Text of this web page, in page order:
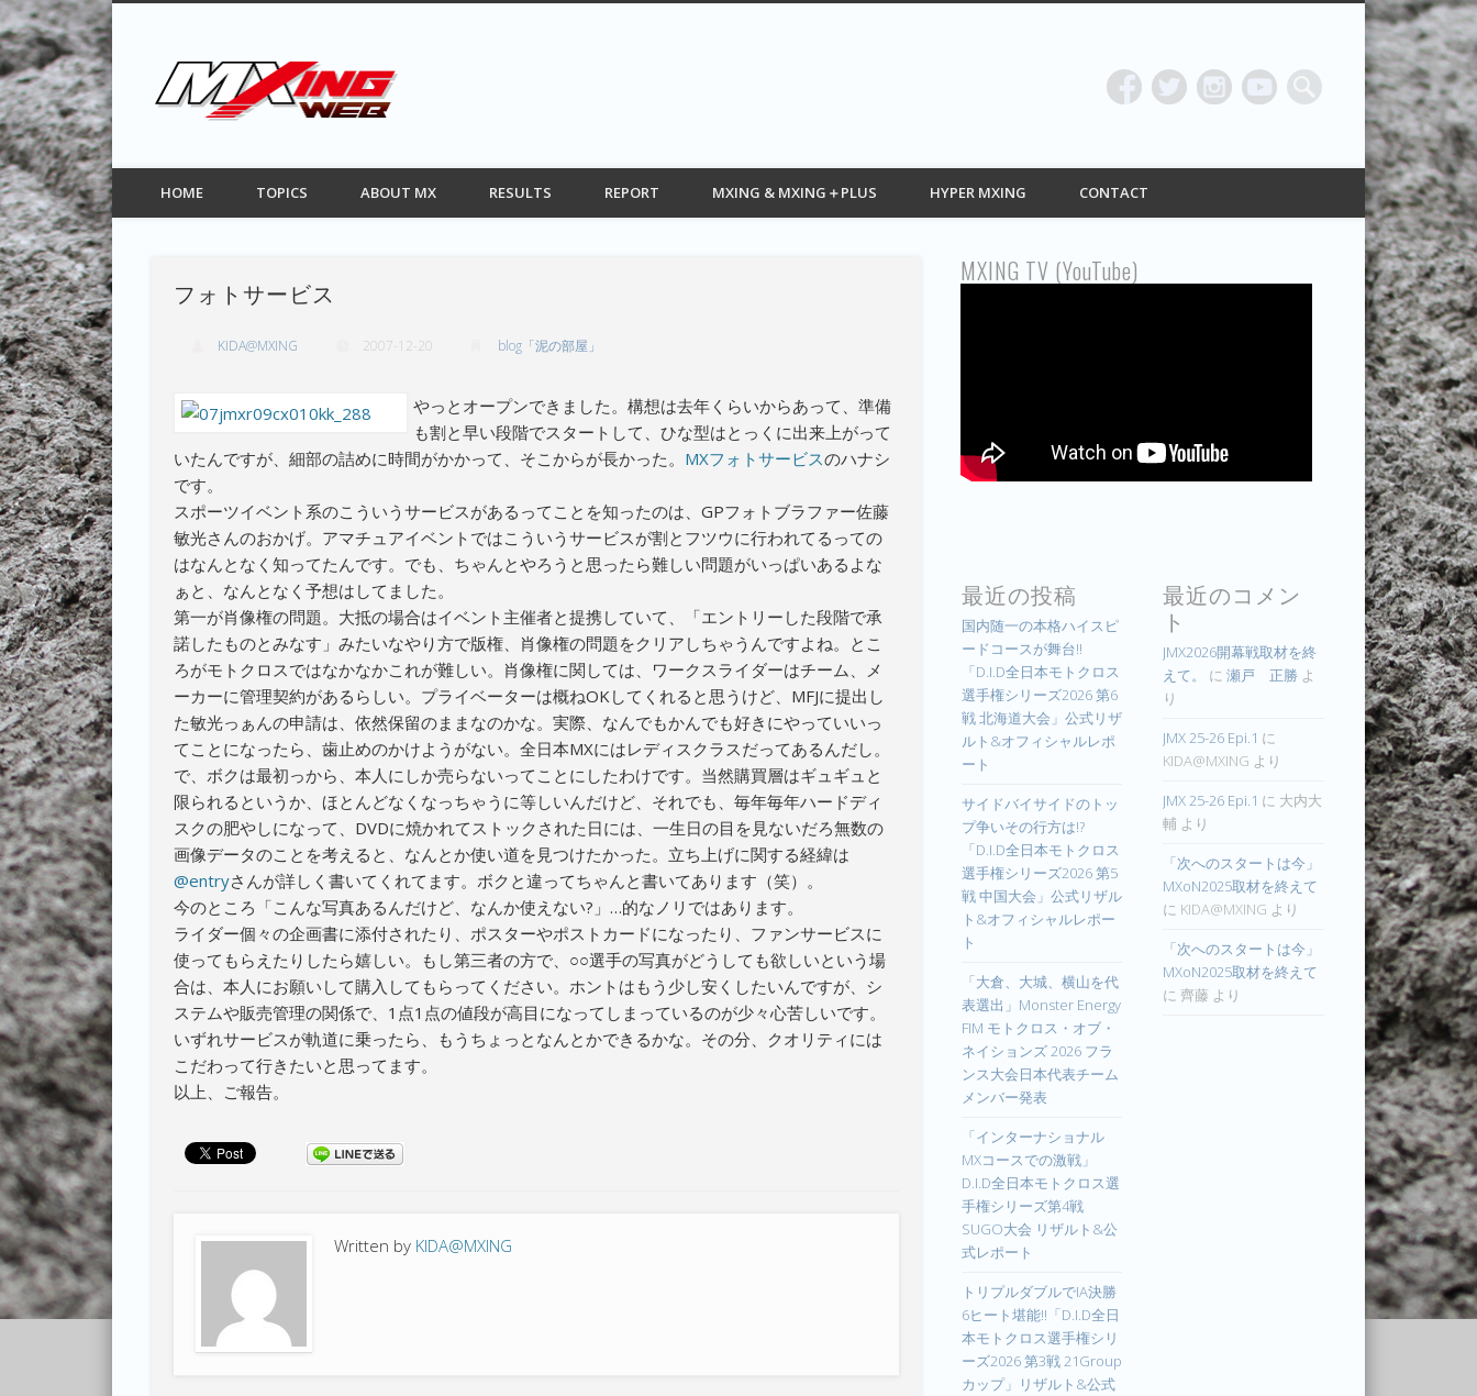
MXING web モトクロス情報 MOTOCROSSING
モトクロス情報サイト
FacebookTwitterPinterest Vimeo
HOME TOPICS ABOUT MX RESULTS REPORT MXING & MXING＋PLUS HYPER MXING CONTACT
フォトサービス
KIDA@MXING 2007-12-20 blog「泥の部屋」
やっとオープンできました。構想は去年くらいからあって、準備
も割と早い段階でスタートして、ひな型はとっくに出来上がって
いたんですが、細部の詰めに時間がかかって、そこからが長かった。 MXフォトサービスのハナシ
です。
スポーツイベント系のこういうサービスがあるってことを知ったのは、GPフォトブラファー佐藤
敏光さんのおかげ。アマチュアイベントではこういうサービスが割とフツウに行われてるっての
はなんとなく知ってたんです。でも、ちゃんとやろうと思ったら難しい問題がいっぱいあるよな
ぁと、なんとなく予想はしてました。
第一が肖像権の問題。大抵の場合はイベント主催者と提携していて、「エントリーした段階で承
諾したものとみなす」みたいなやり方で版権、肖像権の問題をクリアしちゃうんですよね。とこ
ろがモトクロスではなかなかこれが難しい。肖像権に関しては、ワークスライダーはチーム、メ
ーカーに管理契約があるらしい。プライベーターは概ねOKしてくれると思うけど、MFJに提出し
た敏光っぁんの申請は、依然保留のままなのかな。実際、なんでもかんでも好きにやっていいっ
てことになったら、歯止めのかけようがない。全日本MXにはレディスクラスだってあるんだし。
で、ボクは最初っから、本人にしか売らないってことにしたわけです。当然購買層はギュギュと
限られるというか、ほとんどなくなっちゃうに等しいんだけど、それでも、毎年毎年ハードディ
スクの肥やしになって、DVDに焼かれてストックされた日には、一生日の目を見ないだろ無数の
画像データのことを考えると、なんとか使い道を見つけたかった。立ち上げに関する経緯は
@entryさんが詳しく書いてくれてます。ボクと違ってちゃんと書いてあります（笑）。
今のところ「こんな写真あるんだけど、なんか使えない?」…的なノリではあります。
ライダー個々の企画書に添付されたり、ポスターやポストカードになったり、ファンサービスに
使ってもらえたりしたら嬉しい。もし第三者の方で、○○選手の写真がどうしても欲しいという場
合は、本人にお願いして購入してもらってください。ホントはもう少し安くしたいんですが、シ
ステムや販売管理の関係で、1点1点の値段が高目になってしまっているのが少々心苦しいです。
いずれサービスが軌道に乗ったら、もうちょっとなんとかできるかな。その分、クオリティには
こだわって行きたいと思ってます。
以上、ご報告。
Written by KIDA@MXING
MXING TV (YouTube)
最近の投稿
国内随一の本格ハイスピ
ードコースが舞台!!
「D.I.D全日本モトクロス
選手権シリーズ2026 第6
戦 北海道大会」公式リザ
ルト&オフィシャルレポ
ート
サイドバイサイドのトッ
プ争いその行方は!?
「D.I.D全日本モトクロス
選手権シリーズ2026 第5
戦 中国大会」公式リザル
ト&オフィシャルレポー
ト
「大倉、大城、横山を代
表選出」Monster Energy
FIM モトクロス・オブ・
ネイションズ 2026 フラ
ンス大会日本代表チーム
メンバー発表
「インターナショナル
MXコースでの激戦」
D.I.D全日本モトクロス選
手権シリーズ第4戦
SUGO大会 リザルト&公
式レポート
トリプルダブルでIA決勝
6ヒート堪能!!「D.I.D全日
本モトクロス選手権シリ
ーズ2026 第3戦 21Group
カップ」リザルト&公式
最近のコメン
ト
JMX2026開幕戦取材を終
えて。
に 瀬戸 正勝 よ
り
JMX 25-26 Epi.1 に
KIDA@MXING より
JMX 25-26 Epi.1 に 大内大
輔 より
「次へのスタートは今」
MXoN2025取材を終えて
に KIDA@MXING より
「次へのスタートは今」
MXoN2025取材を終えて
に 齊藤 より